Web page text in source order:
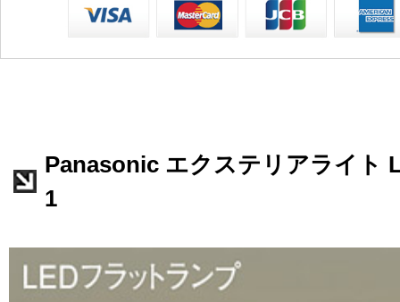
Panasonic エクステリアライト
1